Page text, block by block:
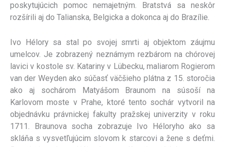
poskytujúcich pomoc nemajetným. Bratstvá sa neskôr
rozšírili aj do Talianska, Belgicka a dokonca aj do Brazílie.
Ivo Hélory sa stal po svojej smrti aj objektom záujmu
umelcov. Je zobrazený neznámym rezbárom na chórovej
lavici v kostole sv. Katariny v Lübecku, maliarom Rogierom
van der Weyden ako súčasť väčšieho plátna z 15. storočia
ako aj sochárom Matyášom Braunom na súsoší na
Karlovom moste v Prahe, ktoré tento sochár vytvoril na
objednávku právnickej fakulty pražskej univerzity v roku
1711. Braunova socha zobrazuje Ivo Héloryho ako sa
skláňa s vysvetľujúcim slovom k starcovi a žene s deťmi.